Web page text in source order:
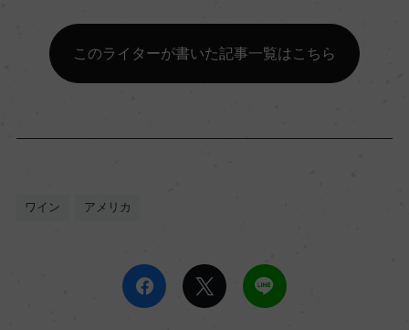
このライターが書いた記事一覧はこちら
ワイン アメリカ